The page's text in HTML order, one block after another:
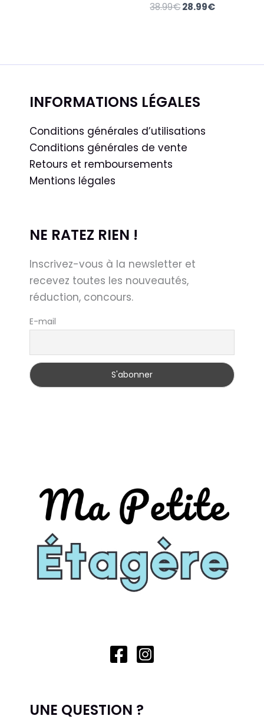
38.99€28.99€
INFORMATIONS LÉGALES
Conditions générales d’utilisations
Conditions générales de vente
Retours et remboursements
Mentions légales
NE RATEZ RIEN !
Inscrivez-vous à la newsletter et
recevez toutes les nouveautés,
réduction, concours.
E-mail
UNE QUESTION ?